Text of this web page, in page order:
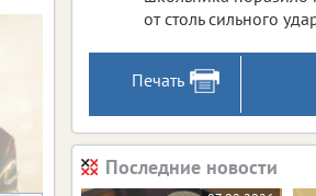
от столь сильного
Печать
Последние новости